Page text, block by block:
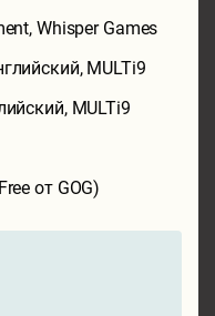
Whisper Games
MULTi9
MULTi9
от GOG)